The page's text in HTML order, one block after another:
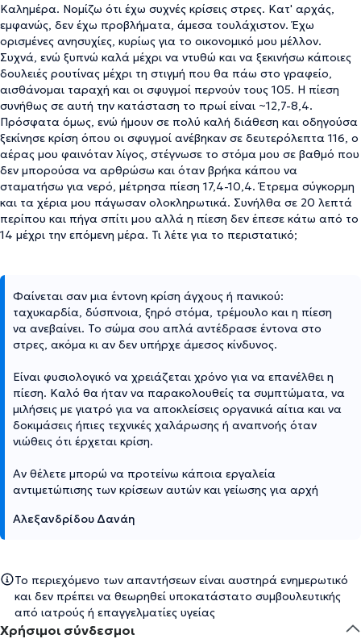
Καλημέρα. Νομίζω ότι έχω συχνές κρίσεις στρες. Κατ' αρχάς,
εμφανώς, δεν έχω προβλήματα, άμεσα τουλάχιστον. Έχω
ορισμένες ανησυχίες, κυρίως για το οικονομικό μου μέλλον.
Συχνά, ενώ ξυπνώ καλά μέχρι να ντυθώ και να ξεκινήσω κάποιες
δουλειές ρουτίνας μέχρι τη στιγμή που θα πάω στο γραφείο,
αισθάνομαι ταραχή και οι σφυγμοί περνούν τους 105. Η πίεση
συνήθως σε αυτή την κατάσταση το πρωί είναι ~12,7-8,4.
Πρόσφατα όμως, ενώ ήμουν σε πολύ καλή διάθεση και οδηγούσα
ξεκίνησε κρίση όπου οι σφυγμοί ανέβηκαν σε δευτερόλεπτα 116, ο
αέρας μου φαινόταν λίγος, στέγνωσε το στόμα μου σε βαθμό που
δεν μπορούσα να αρθρώσω και όταν βρήκα κάπου να
σταματήσω για νερό, μέτρησα πίεση 17,4-10,4. Έτρεμα σύγκορμη
και τα χέρια μου πάγωσαν ολοκληρωτικά. Συνήλθα σε 20 λεπτά
περίπου και πήγα σπίτι μου αλλά η πίεση δεν έπεσε κάτω από το
14 μέχρι την επόμενη μέρα. Τι λέτε για το περιστατικό;
Φαίνεται σαν μια έντονη κρίση άγχους ή πανικού:
ταχυκαρδία, δύσπνοια, ξηρό στόμα, τρέμουλο και η πίεση
να ανεβαίνει. Το σώμα σου απλά αντέδρασε έντονα στο
στρες, ακόμα κι αν δεν υπήρχε άμεσος κίνδυνος.
Είναι φυσιολογικό να χρειάζεται χρόνο για να επανέλθει η
πίεση. Καλό θα ήταν να παρακολουθείς τα συμπτώματα, να
μιλήσεις με γιατρό για να αποκλείσεις οργανικά αίτια και να
δοκιμάσεις ήπιες τεχνικές χαλάρωσης ή αναπνοής όταν
νιώθεις ότι έρχεται κρίση.
Αν θέλετε μπορώ να προτείνω κάποια εργαλεία
αντιμετώπισης των κρίσεων αυτών και γείωσης για αρχή
Αλεξανδρίδου Δανάη
Το περιεχόμενο των απαντήσεων είναι αυστηρά ενημερωτικό
και δεν πρέπει να θεωρηθεί υποκατάστατο συμβουλευτικής
από ιατρούς ή επαγγελματίες υγείας
Χρήσιμοι σύνδεσμοι